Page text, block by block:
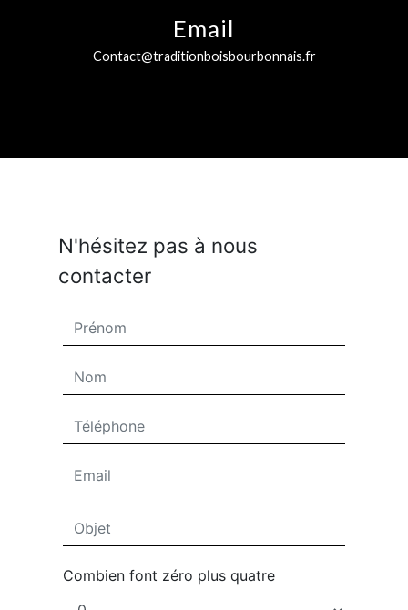
Email
contact@traditionboisbourbonnais.fr
N'hésitez pas à nous
contacter
Combien font zéro plus quatre